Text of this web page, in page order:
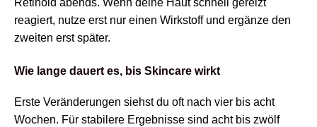
Retinoid abends. Wenn deine Haut schnell gereizt
reagiert, nutze erst nur einen Wirkstoff und ergänze den
zweiten erst später.
Wie lange dauert es, bis Skincare wirkt
Erste Veränderungen siehst du oft nach vier bis acht
Wochen. Für stabilere Ergebnisse sind acht bis zwölf